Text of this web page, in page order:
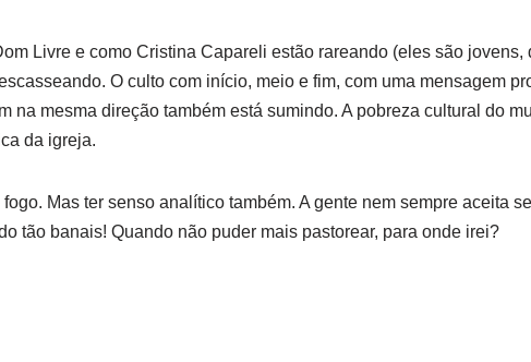
Livre e como Cristina Capareli estão rareando (eles são jovens,
O culto com início, meio e fim, com uma mensagem
na mesma direção também está sumindo. A pobreza cultural do
da igreja.
Mas ter senso analítico também. A gente nem sempre aceita
tão banais! Quando não puder mais pastorear, para onde irei?